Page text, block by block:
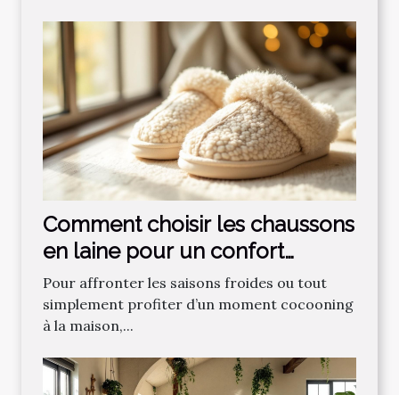
Comment choisir les chaussons
en laine pour un confort
optimal ?
Pour affronter les saisons froides ou tout
simplement profiter d’un moment cocooning
à la maison,...